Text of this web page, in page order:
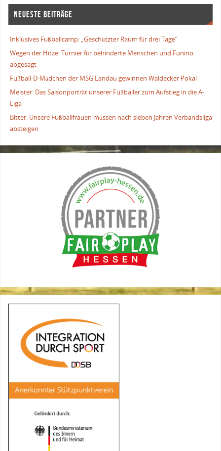
NEUESTE BEITRÄGE
Inklusives Fußballcamp: „Geschützter Raum für drei Tage“
Wegen der Hitze: Turnier für behinderte Menschen und Funino
abgesagt
Fußball-D-Mädchen der MSG Landau gewinnen Waldecker Pokal
Meister: Das Saisonporträt unserer Fußballer zum Aufstieg in die A-
Liga
Bitter: Unsere Fußballfrauen müssen nach sieben Jahren Verbandsliga
absteigen